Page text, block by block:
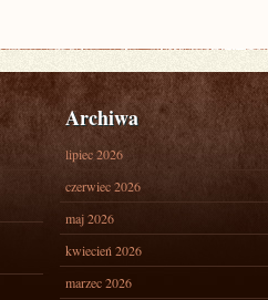
Archiwa
lipiec 2026
czerwiec 2026
maj 2026
kwiecień 2026
marzec 2026